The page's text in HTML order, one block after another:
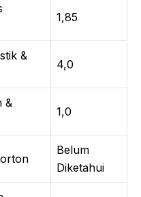
1,85
&
4,0
&
1,0
Belum
Diketahui